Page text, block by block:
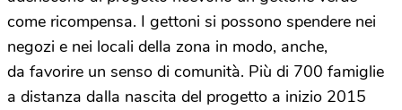
come ricompensa. I gettoni si possono spendere nei
negozi e nei locali della zona in modo, anche,
da favorire un senso di comunità. Più di 700 famiglie
a distanza dalla nascita del progetto a inizio 2015